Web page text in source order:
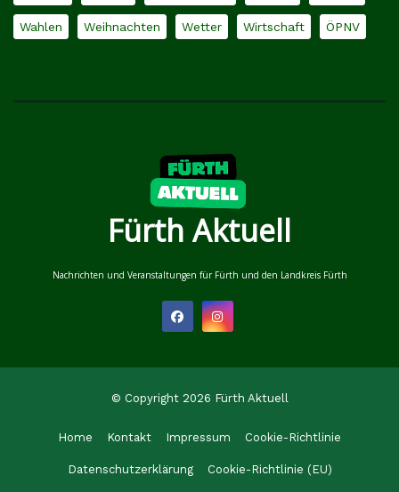
Wahlen Weihnachten Wetter Wirtschaft ÖPNV
Fürth Aktuell
Nachrichten und Veranstaltungen für Fürth und den Landkreis Fürth
© Copyright 2026 Fürth Aktuell
Home Kontakt Impressum Cookie-Richtlinie
Datenschutzerklärung Cookie-Richtlinie (EU)